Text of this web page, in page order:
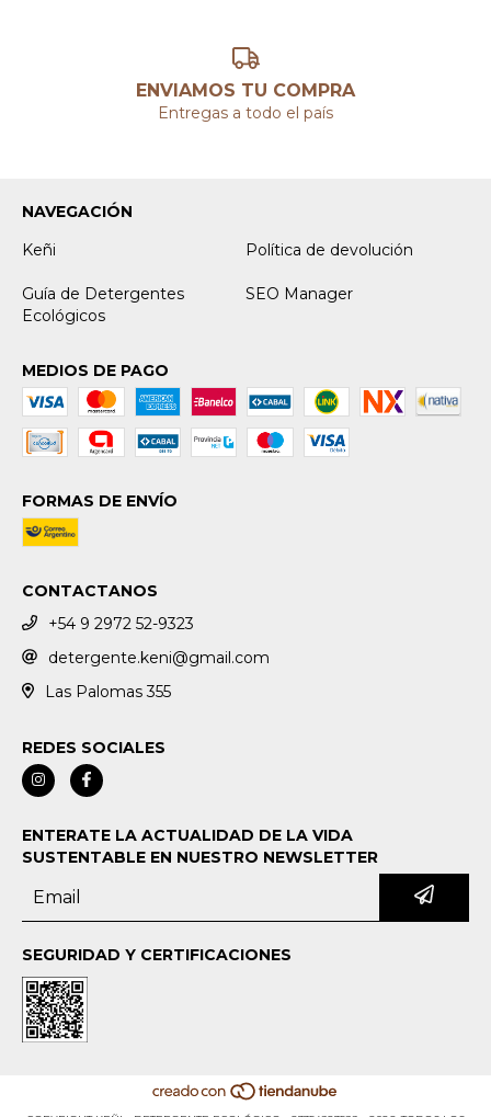
ENVIAMOS TU COMPRA
Entregas a todo el país
NAVEGACIÓN
Keñi
Política de devolución
Guía de Detergentes
Ecológicos
SEO Manager
MEDIOS DE PAGO
FORMAS DE ENVÍO
CONTACTANOS
+54 9 2972 52-9323
detergente.keni@gmail.com
Las Palomas 355
REDES SOCIALES
ENTERATE LA ACTUALIDAD DE LA VIDA
SUSTENTABLE EN NUESTRO NEWSLETTER
SEGURIDAD Y CERTIFICACIONES